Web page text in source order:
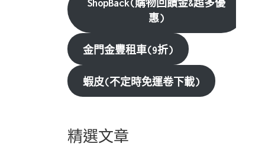
ShopBack(購物回饋金&超多優
惠)
金門金豐租車(9折)
蝦皮(不定時免運卷下載)
精選文章